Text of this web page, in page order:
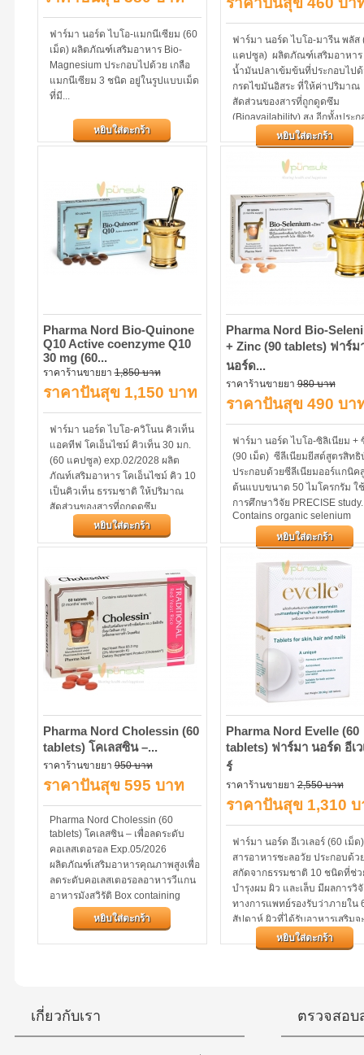
ฟาร์มา นอร์ด ไบโอ-แมกนีเซียม (60
เม็ด) ผลิตภัณฑ์เสริมอาหาร Bio-
Magnesium ประกอบไปด้วย เกลือ
แมกนีเซียม 3 ชนิด อยู่ในรูปแบบเม็ด
ที่มี...
หยิบใส่ตะกร้า
ฟาร์มา นอร์ด ไบโอ-มารีน พลัส
แคปซูล) ผลิตภัณฑ์เสริมอาหาร
น้ำมันปลาเข้มข้นที่ประกอบไป
กรดไขมันอิสระ ที่ให้ค่าปริมาณ
สัดส่วนของสารที่ถูกดูดซึม
(Bioavailability) สูง อีกทั้งประก
ไปด้วย EPA และ DHA พร้อมด้
กรดโฟลิก และ วิตามินบี12
หยิบใส่ตะกร้า
Pharma Nord Bio-Quinone
Q10 Active coenzyme Q10
30 mg (60...
ราคาร้านขายยา1,850 บาท
ราคาปันสุข 1,150 บาท
ฟาร์มา นอร์ด ไบโอ-ควิโนน คิวเท็น
แอคทีฟ โคเอ็นไซม์ คิวเท็น 30 มก.
(60 แคปซูล) exp.02/2028 ผลิต
ภัณท์เสริมอาหาร โคเอ็นไซม์ คิว 10
เป็นคิวเท็น ธรรมชาติ ให้ปริมาณ
สัดส่วนของสารที่ถูกดูดซึม
(Bioavailability) สูง...
หยิบใส่ตะกร้า
Pharma Nord Bio-
+ Zinc (90 tablets) ฟาร์ม
นอร์ด...
ราคาร้านขายยา980 บาท
ราคาปันสุข 490 บา
ฟาร์มา นอร์ด ไบโอ-ซิลิเนียม +
(90 เม็ด) ซีลีเนียมยีสต์สูตรสิทธิ
ประกอบด้วยซีลีเนียมออร์แกนิค
ต้นแบบขนาด 50 ไมโครกรัม ใ
การศึกษาวิจัย PRECISE study.
Contains organic selenium
(SelenoPrecise), zinc and
vitamins A, B6, C and E.
and zinc...
หยิบใส่ตะกร้า
Pharma Nord Cholessin (60
tablets) โคเลสซิน –...
ราคาร้านขายยา950 บาท
ราคาปันสุข 595 บาท
Pharma Nord Cholessin (60
tablets) โคเลสซิน – เพื่อลดระดับ
คอเลสเตอรอล Exp.05/2026
ผลิตภัณฑ์เสริมอาหารคุณภาพสูงเพื่อ
ลดระดับคอเลสเตอรอลอาหารวีแกน
อาหารมังสวิรัติ Box containing
tablets with Red yeast rice powder
with 3% Monacolin K...
หยิบใส่ตะกร้า
Pharma Nord Evelle (60
tablets) ฟาร์มา นอร์ด อีเว
ร์
ราคาร้านขายยา2,550 บาท
ราคาปันสุข 1,310
ฟาร์มา นอร์ด อีเวเลอร์ (60 เม็
สารอาหารชะลอวัย ประกอบด้ว
สกัดจากธรรมชาติ 10 ชนิดที่ช่ว
บำรุงผม ผิว และเล็บ มีผลการวิ
ทางการแพทย์รองรับว่าภายใน
สัปดาห์ ผิวที่ได้รับอาหารเสริมจ
ความนุ่มนวลและยืดหยุ่นเพิ่มขึ้น
และภายใน 12 สัปดาห์...
หยิบใส่ตะกร้า
เกี่ยวกับเรา ตรวจสอ